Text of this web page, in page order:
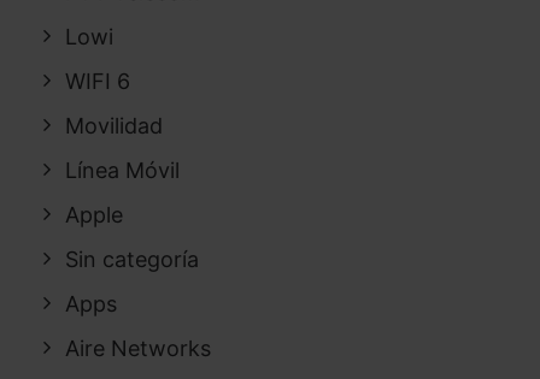
Lowi
WIFI 6
Movilidad
Línea Móvil
Apple
Sin categoría
Apps
Aire Networks